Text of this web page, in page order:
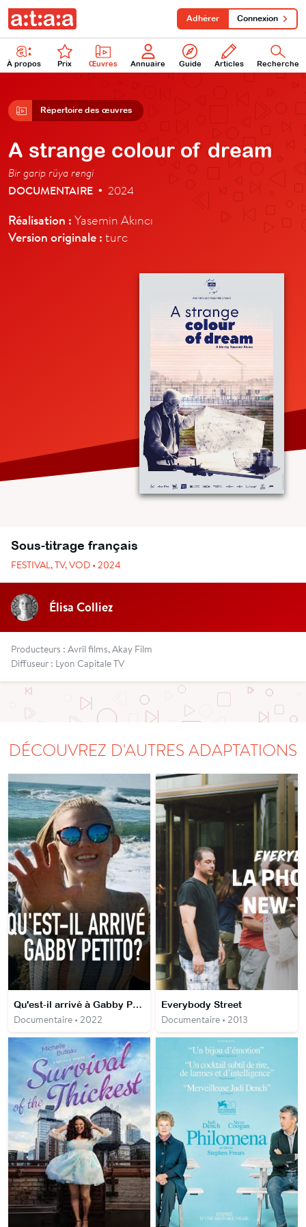
À propos Prix Œuvres Annuaire Guide Articles Recherche
Adhérer Connexion
Répertoire des œuvres
A strange colour of dream
Bir garip rüya rengi
DOCUMENTAIRE • 2024
Réalisation : Yasemin Akıncı
Version originale : turc
Sous-titrage français
FESTIVAL, TV, VOD • 2024
Élisa Colliez
Producteurs : Avril films, Akay Film
Diffuseur : Lyon Capitale TV
DÉCOUVREZ D'AUTRES ADAPTATIONS
Qu'est-il arrivé à Gabby Petito ?
Documentaire • 2022
Everybody Street
Documentaire • 2013